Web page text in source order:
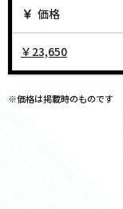
価格
￥23,650
※価格は掲載時のものです